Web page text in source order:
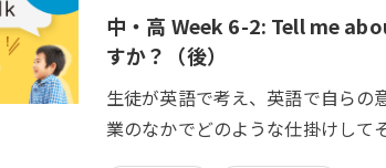
中・高 Week 6-2: Tell me
すか？（後）
生徒が英語で考え、英語で自らの
業のなかでどのような仕掛けし